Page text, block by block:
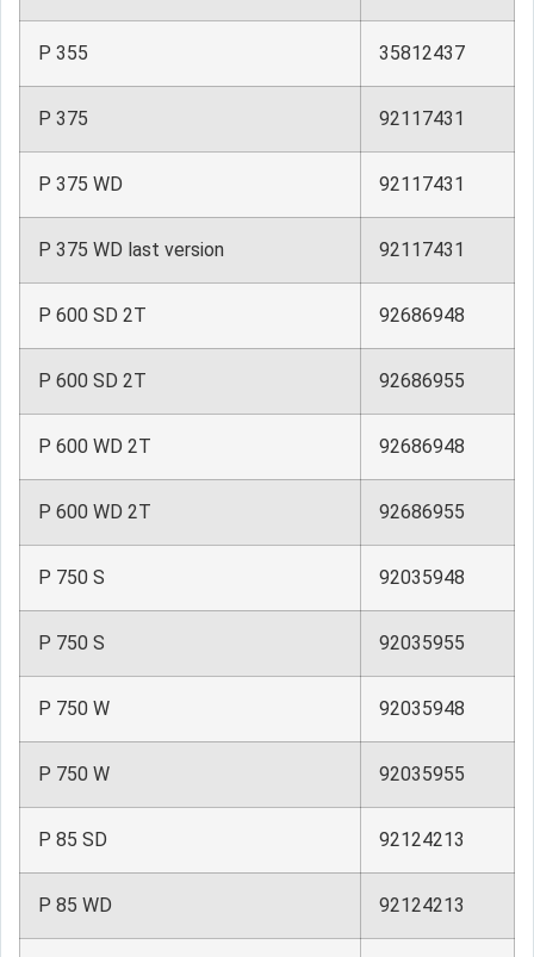
P 355 35812437
P 375 92117431
P 375 WD 92117431
P 375 WD last version 92117431
P 600 SD 2T 92686948
P 600 SD 2T 92686955
P 600 WD 2T 92686948
P 600 WD 2T 92686955
P 750 S 92035948
P 750 S 92035955
P 750 W 92035948
P 750 W 92035955
P 85 SD 92124213
P 85 WD 92124213